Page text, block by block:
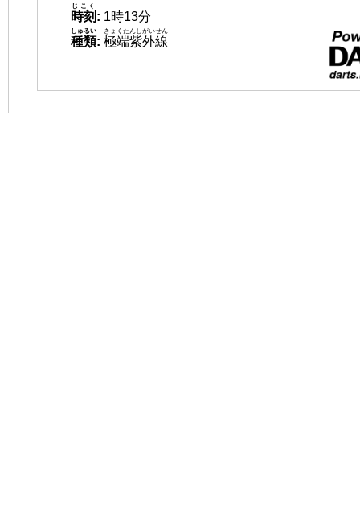
時刻
じこく
: 1時13分
種類
しゅるい
: 極端紫外線
きょくたんしがいせん